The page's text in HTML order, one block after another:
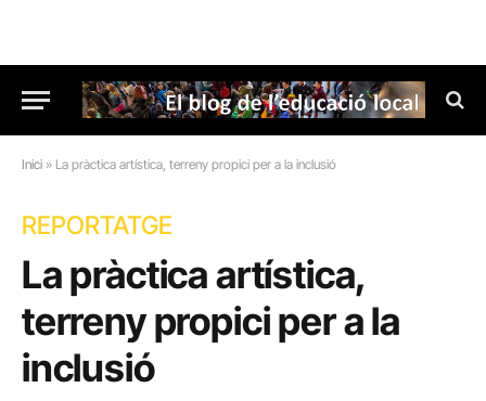
Inici » La pràctica artística, terreny propici per a la inclusió
REPORTATGE
La pràctica artística,
terreny propici per a la
inclusió